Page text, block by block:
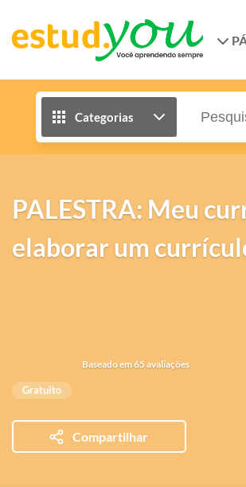
Categorias
PALESTRA: Meu
elaborar um
Baseado em 65 avaliações
Gratuito
Compartilhar